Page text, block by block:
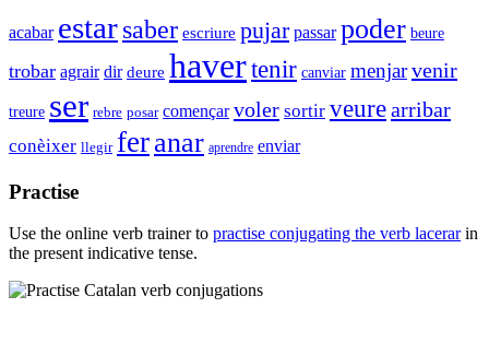
acabar estarsaber escriure pujar passar poder beure
trobar agrair dir deure havertenir canviar menjarvenir
treure ser rebre posar començar voler sortir veurearribar
conèixer llegir feranar aprendre enviar
Practise
Use the online verb trainer to practise conjugating the verb lacerarin
the present indicative tense.